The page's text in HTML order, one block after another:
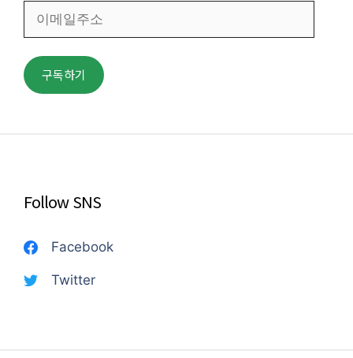
일
주
소
구독하기
Follow SNS
Facebook
Twitter